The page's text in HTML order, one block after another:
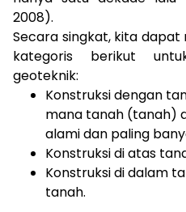
2008).
Secara singkat, kita
kategoris berikut
geoteknik:
Konstruksi dengan
mana tanah (tanah)
alami dan paling
Konstruksi di atas
Konstruksi di dalam
tanah.